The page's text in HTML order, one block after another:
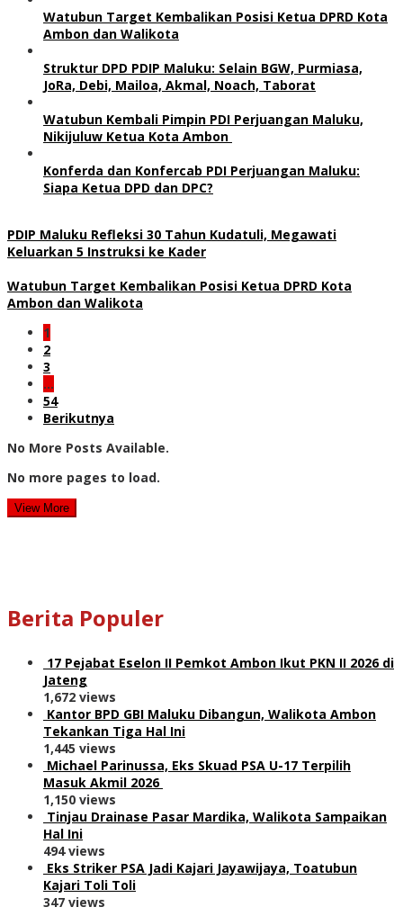
Watubun Target Kembalikan Posisi Ketua DPRD Kota
Ambon dan Walikota
Struktur DPD PDIP Maluku: Selain BGW, Purmiasa,
JoRa, Debi, Mailoa, Akmal, Noach, Taborat
Watubun Kembali Pimpin PDI Perjuangan Maluku,
Nikijuluw Ketua Kota Ambon
Konferda dan Konfercab PDI Perjuangan Maluku:
Siapa Ketua DPD dan DPC?
PDIP Maluku Refleksi 30 Tahun Kudatuli, Megawati
Keluarkan 5 Instruksi ke Kader
Watubun Target Kembalikan Posisi Ketua DPRD Kota
Ambon dan Walikota
1
2
3
…
54
Berikutnya
No More Posts Available.
No more pages to load.
View More
Berita Populer
17 Pejabat Eselon II Pemkot Ambon Ikut PKN II 2026 di
Jateng
1,672 views
Kantor BPD GBI Maluku Dibangun, Walikota Ambon
Tekankan Tiga Hal Ini
1,445 views
Michael Parinussa, Eks Skuad PSA U-17 Terpilih
Masuk Akmil 2026
1,150 views
Tinjau Drainase Pasar Mardika, Walikota Sampaikan
Hal Ini
494 views
Eks Striker PSA Jadi Kajari Jayawijaya, Toatubun
Kajari Toli Toli
347 views